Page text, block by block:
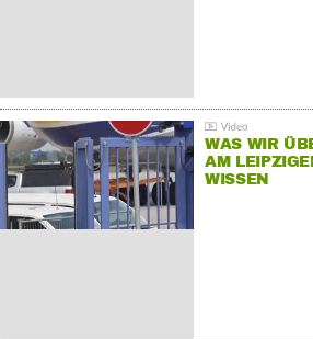
WAS WIR
AM
WISSEN